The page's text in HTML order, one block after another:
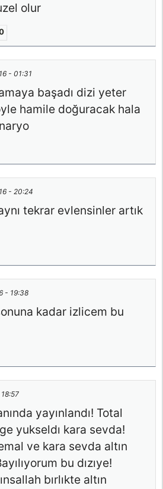
olur
- 01:31
başadı dizi yeter
hamile doğuracak hala
- 20:24
tekrar evlensinler artık
- 19:38
kadar izlicem bu
yayınlandı! Total
yukseldı kara sevda!
ve kara sevda altın
bu dızıye!
bırlıkte altın